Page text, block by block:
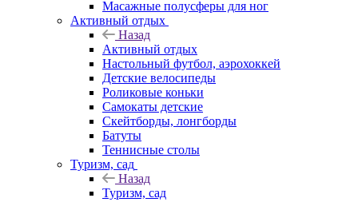
Масажные полусферы для ног
Активный отдых
Назад
Активный отдых
Настольный футбол, аэрохоккей
Детские велосипеды
Роликовые коньки
Самокаты детские
Скейтборды, лонгборды
Батуты
Теннисные столы
Туризм, сад
Назад
Туризм, сад